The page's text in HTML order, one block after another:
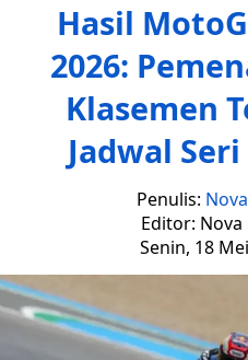
Hasil
2026:
Klasemen
Jadwal
Penulis:
Editor:
Senin, 18